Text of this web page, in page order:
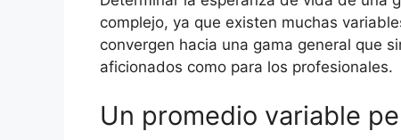
complejo, ya que existen muchas
convergen hacia una gama general que
aficionados como para los profesionales.
Un promedio variable